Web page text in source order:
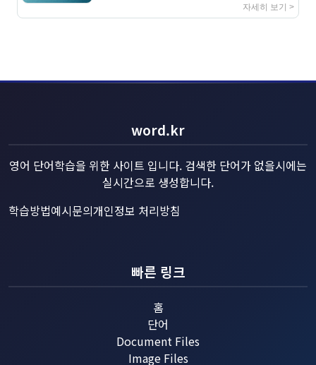
자세히 보기 >
word.kr
영어 단어학습을 위한 사이트 입니다. 검색한 단어가 없을시에는
실시간으로 생성합니다.
학습방법예시문의개인정보 처리방침
빠른 링크
홈
단어
Document Files
Image Files